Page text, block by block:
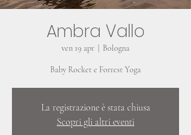
Ambra Vallo
ven 19 apr Bologna
Baby Rocket e Forrest Yoga
La registrazione è stata chiusa
Scopri gli altri eventi